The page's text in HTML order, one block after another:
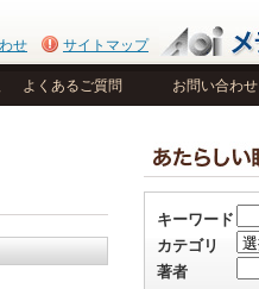
せ サイトマップ
よくあるご質問 お問い合わせ
キーワード
カテゴリ
著者